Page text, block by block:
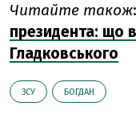
Читайте також:
президента: що
Гладковського
ЗСУ БОГДАН